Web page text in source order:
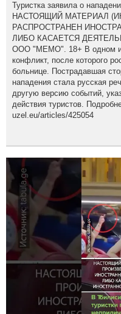
Туристка заявила о
НАСТОЯЩИЙ МАТЕРИАЛ
РАСПРОСТРАНЕН
ЛИБО КАСАЕТСЯ
ООО "МЕМО". 18+ В одном из
конфликт, после которого
больнице. Пострадавшая
нападения стала русская
другую версию событий,
действия туристов.
uzel.eu/articles/425054